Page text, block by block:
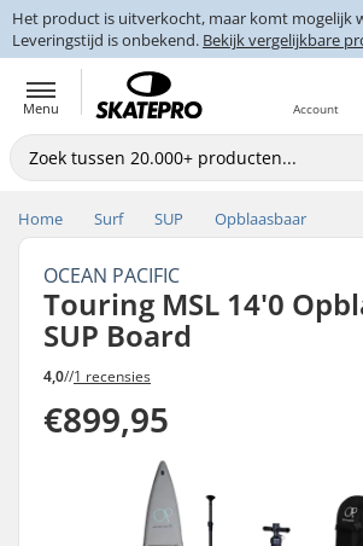
Het product is uitverkocht, maar komt mogelijk
Leveringstijd is onbekend. Bekijk vergelijkbare
Menu Account
Home Surf SUP Opblaasbaar
OCEAN PACIFIC
Touring MSL 14'0
SUP Board
4,0//1 recensies
€899,95